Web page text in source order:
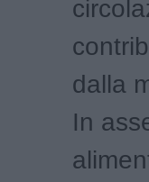
dalla
In